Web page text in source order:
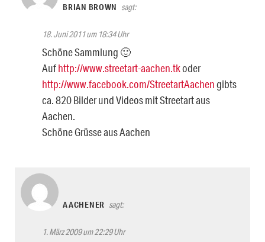
BRIAN BROWN sagt:
18. Juni 2011 um 18:34 Uhr
Schöne Sammlung 🙂
Aufhttp://www.streetart-aachen.tkoder
http://www.facebook.com/StreetartAachengibts
ca. 820 Bilder und Videos mit Streetart aus
Aachen.
Schöne Grüsse aus Aachen
AACHENER sagt:
1. März 2009 um 22:29 Uhr